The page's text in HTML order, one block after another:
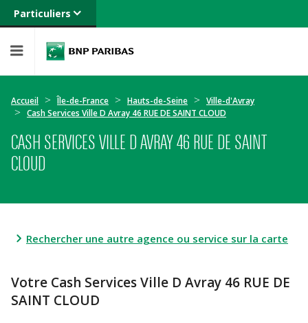
Particuliers
Banque privée
Entreprises
Accueil Île-de-France Hauts-de-Seine
Ville-d'Avray
Cash Services Ville D Avray 46 RUE DE SAINT CLOUD
CASH SERVICES VILLE D AVRAY 46 RUE DE SAINT
CLOUD
Rechercher une autre agence ou service sur la carte
Votre Cash Services Ville D Avray 46 RUE DE
SAINT CLOUD